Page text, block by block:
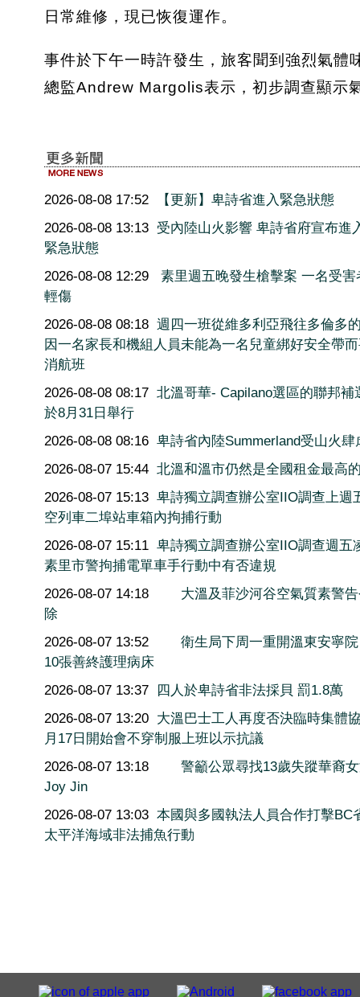
日常維修，現已恢復運作。
事件於下午一時許發生，旅客聞到強烈氣體
總監Andrew Margolis表示，初步調查顯示
2026-08-08 17:52
【更新】卑詩省進入緊急狀態
2026-08-08 13:13 受內陸山火影響 卑詩省府宣布進
緊急狀態
2026-08-08 12:29
素里週五晚發生槍擊案 一名受害
輕傷
2026-08-08 08:18 週四一班從維多利亞飛往多倫多
因一名家長和機組人員未能為一名兒童綁好安全帶
消航班
2026-08-08 08:17 北溫哥華- Capilano選區的聯邦補
於8月31日舉行
2026-08-08 08:16 卑詩省內陸Summerland受山火肆
2026-08-07 15:44 北溫和溫市仍然是全國租金最高
2026-08-07 15:13 卑詩獨立調查辦公室IIO調查上週
空列車二埠站車箱內拘捕行動
2026-08-07 15:11 卑詩獨立調查辦公室IIO調查週五
素里市警拘捕電單車手行動中有否違規
2026-08-07 14:18
大溫及菲沙河谷空氣質素警
除
2026-08-07 13:52
衛生局下周一重開溫東安寧
10張善終護理病床
2026-08-07 13:37 四人於卑詩省非法採貝 罰1.8萬
2026-08-07 13:20 大溫巴士工人再度否決臨時集體
月17日開始會不穿制服上班以示抗議
2026-08-07 13:18
警籲公眾尋找13歲失蹤華裔
Joy Jin
2026-08-07 13:03 本國與多國執法人員合作打擊BC
太平洋海域非法捕魚行動